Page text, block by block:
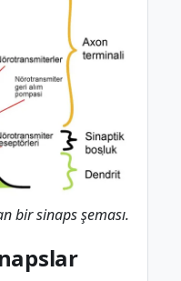
bir sinaps şeması.